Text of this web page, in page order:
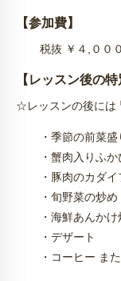
【参加費】
税抜 ￥４,００
【レッスン後の特
☆レッスンの後には
・季節の前菜
・蟹肉入りふ
・豚肉のカダ
・旬野菜の炒め
・海鮮あんか
・デザート
・コーヒー ま